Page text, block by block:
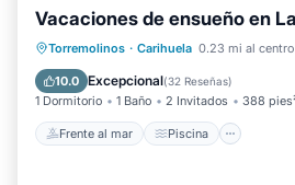
Vacaciones de ensueño en
Torremolinos · Carihuela 0.23 mi al centro
10.0 Excepcional(32 Reseñas)
1 Dormitorio 1 Baño 2 Invitados 388
Frente al mar Piscina
Frente al mar Piscina
Balcón/Terraza